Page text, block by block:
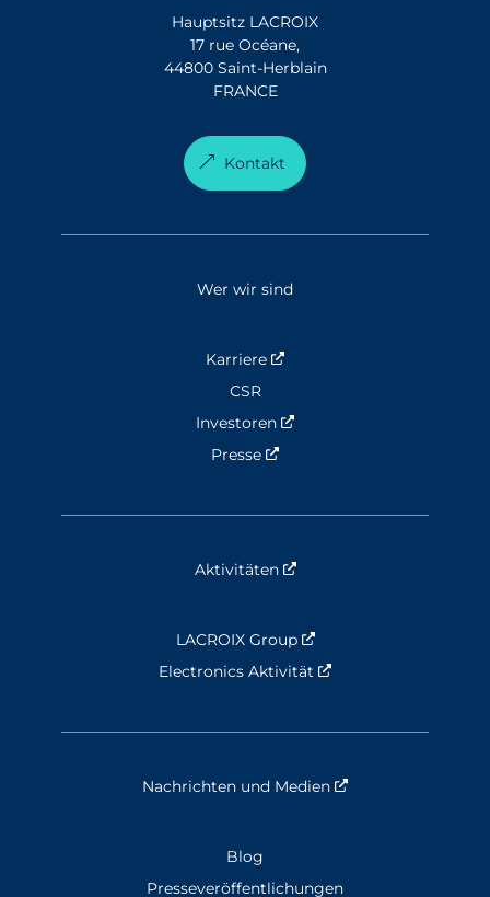
Hauptsitz LACROIX
17 rue Océane,
44800 Saint-Herblain
FRANCE
Kontakt
Wer wir sind
Karriere
CSR
Investoren
Presse
Aktivitäten Nouvelle fenêtre
LACROIX Group
Nouvelle fenêtre
Electronics Aktivität
Nachrichten und Medien
Blog
Presseveröffentlichungen